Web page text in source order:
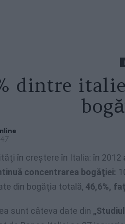
dintre
în creştere în Italia: în 2012
concentrarea bogăţiei:
din bogăţia totală, 46,6%,
sunt câteva date din